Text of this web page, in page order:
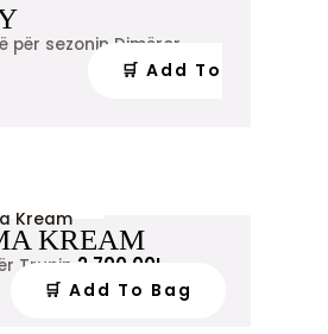
për sezonin Dimëror
🛒 Add To
KREAM
Trupin 2,700.00L
🛒 Add To Bag